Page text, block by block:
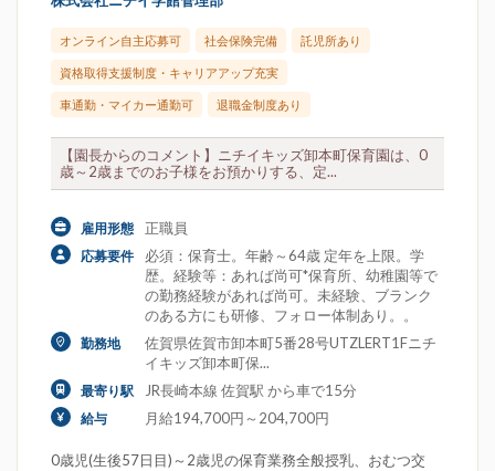
オンライン自主応募可 社会保険完備 託児所あり
資格取得支援制度・キャリアアップ充実
車通勤・マイカー通勤可 退職金制度あり
【園長からのコメント】ニチイキッズ卸本町保育園は、0
歳～2歳までのお子様をお預かりする、定...
雇用形態 正職員
応募要件
必須：保育士。年齢～64歳 定年を上限。学
歴。経験等：あれば尚可*保育所、幼稚園等で
の勤務経験があれば尚可。未経験、ブランク
のある方にも研修、フォロー体制あり。。
勤務地
佐賀県佐賀市卸本町5番28号UTZLERT1Fニチ
イキッズ卸本町保...
最寄り駅 JR長崎本線 佐賀駅 から車で15分
給与 月給194,700円～204,700円
0歳児(生後57日目)～2歳児の保育業務全般授乳、おむつ交